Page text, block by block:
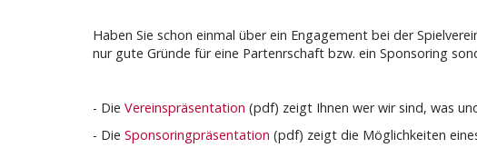
Haben Sie schon einmal über ein Engagement bei der
nur gute Gründe für eine Partenrschaft bzw. ein Sponsoring
- Die Vereinspräsentation (pdf) zeigt Ihnen wer wir sind, was
- Die Sponsoringpräsentation (pdf) zeigt die Möglichkeiten